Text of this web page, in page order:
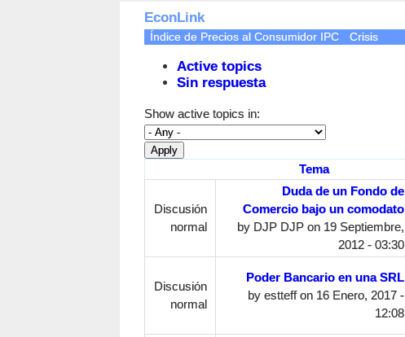
EconLink
Active topics
Sin respuesta
Índice de Precios al Consumidor IPC Crisis
Show active topics in:
Tema
Discusión
normal
Duda de un Fondo de
Comercio bajo un comodato
by DJP DJPon 19 Septiembre,
2012 - 03:30
Discusión
normal
Poder Bancario en una SRL
by estteffon 16 Enero, 2017 -
12:08